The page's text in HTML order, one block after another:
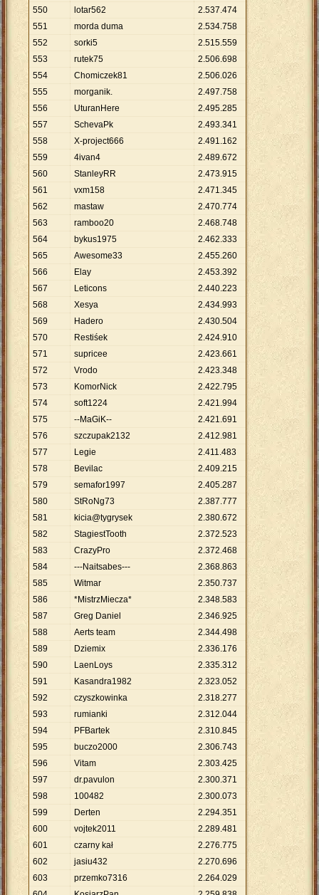
550
lotar562 2.537.474
551
morda duma 2.534.758
552
sorki5 2.515.559
553
rutek75 2.506.698
554
Chomiczek81 2.506.026
555
morganik. 2.497.758
556
UturanHere 2.495.285
557
SchevaPk 2.493.341
558
X-project666 2.491.162
559
4ivan4 2.489.672
560
StanleyRR 2.473.915
561
vxm158 2.471.345
562
mastaw 2.470.774
563
ramboo20 2.468.748
564
bykus1975 2.462.333
565
Awesome33 2.455.260
566
Elay 2.453.392
567
Leticons 2.440.223
568
Xesya 2.434.993
569
Hadero 2.430.504
570
Restiśek 2.424.910
571
supricee 2.423.661
572
Vrodo 2.423.348
573
KomorNick 2.422.795
574
soft1224 2.421.994
575
--MaGiK-- 2.421.691
576
szczupak2132 2.412.981
577
Legie 2.411.483
578
Bevilac 2.409.215
579
semafor1997 2.405.287
580
StRoNg73 2.387.777
581
kicia@tygrysek 2.380.672
582
StagiestTooth 2.372.523
583
CrazyPro 2.372.468
584
---Naitsabes--- 2.368.863
585
Witmar 2.350.737
586
*MistrzMiecza* 2.348.583
587
Greg Daniel 2.346.925
588
Aerts team 2.344.498
589
Dziemix 2.336.176
590
LaenLoys 2.335.312
591
Kasandra1982 2.323.052
592
czyszkowinka 2.318.277
593
rumianki 2.312.044
594
PFBartek 2.310.845
595
buczo2000 2.306.743
596
Vitam 2.303.425
597
dr.pavulon 2.300.371
598
100482 2.300.073
599
Derten 2.294.351
600
vojtek2011 2.289.481
601
czarny kał 2.276.775
602
jasiu432 2.270.696
603
przemko7316 2.264.029